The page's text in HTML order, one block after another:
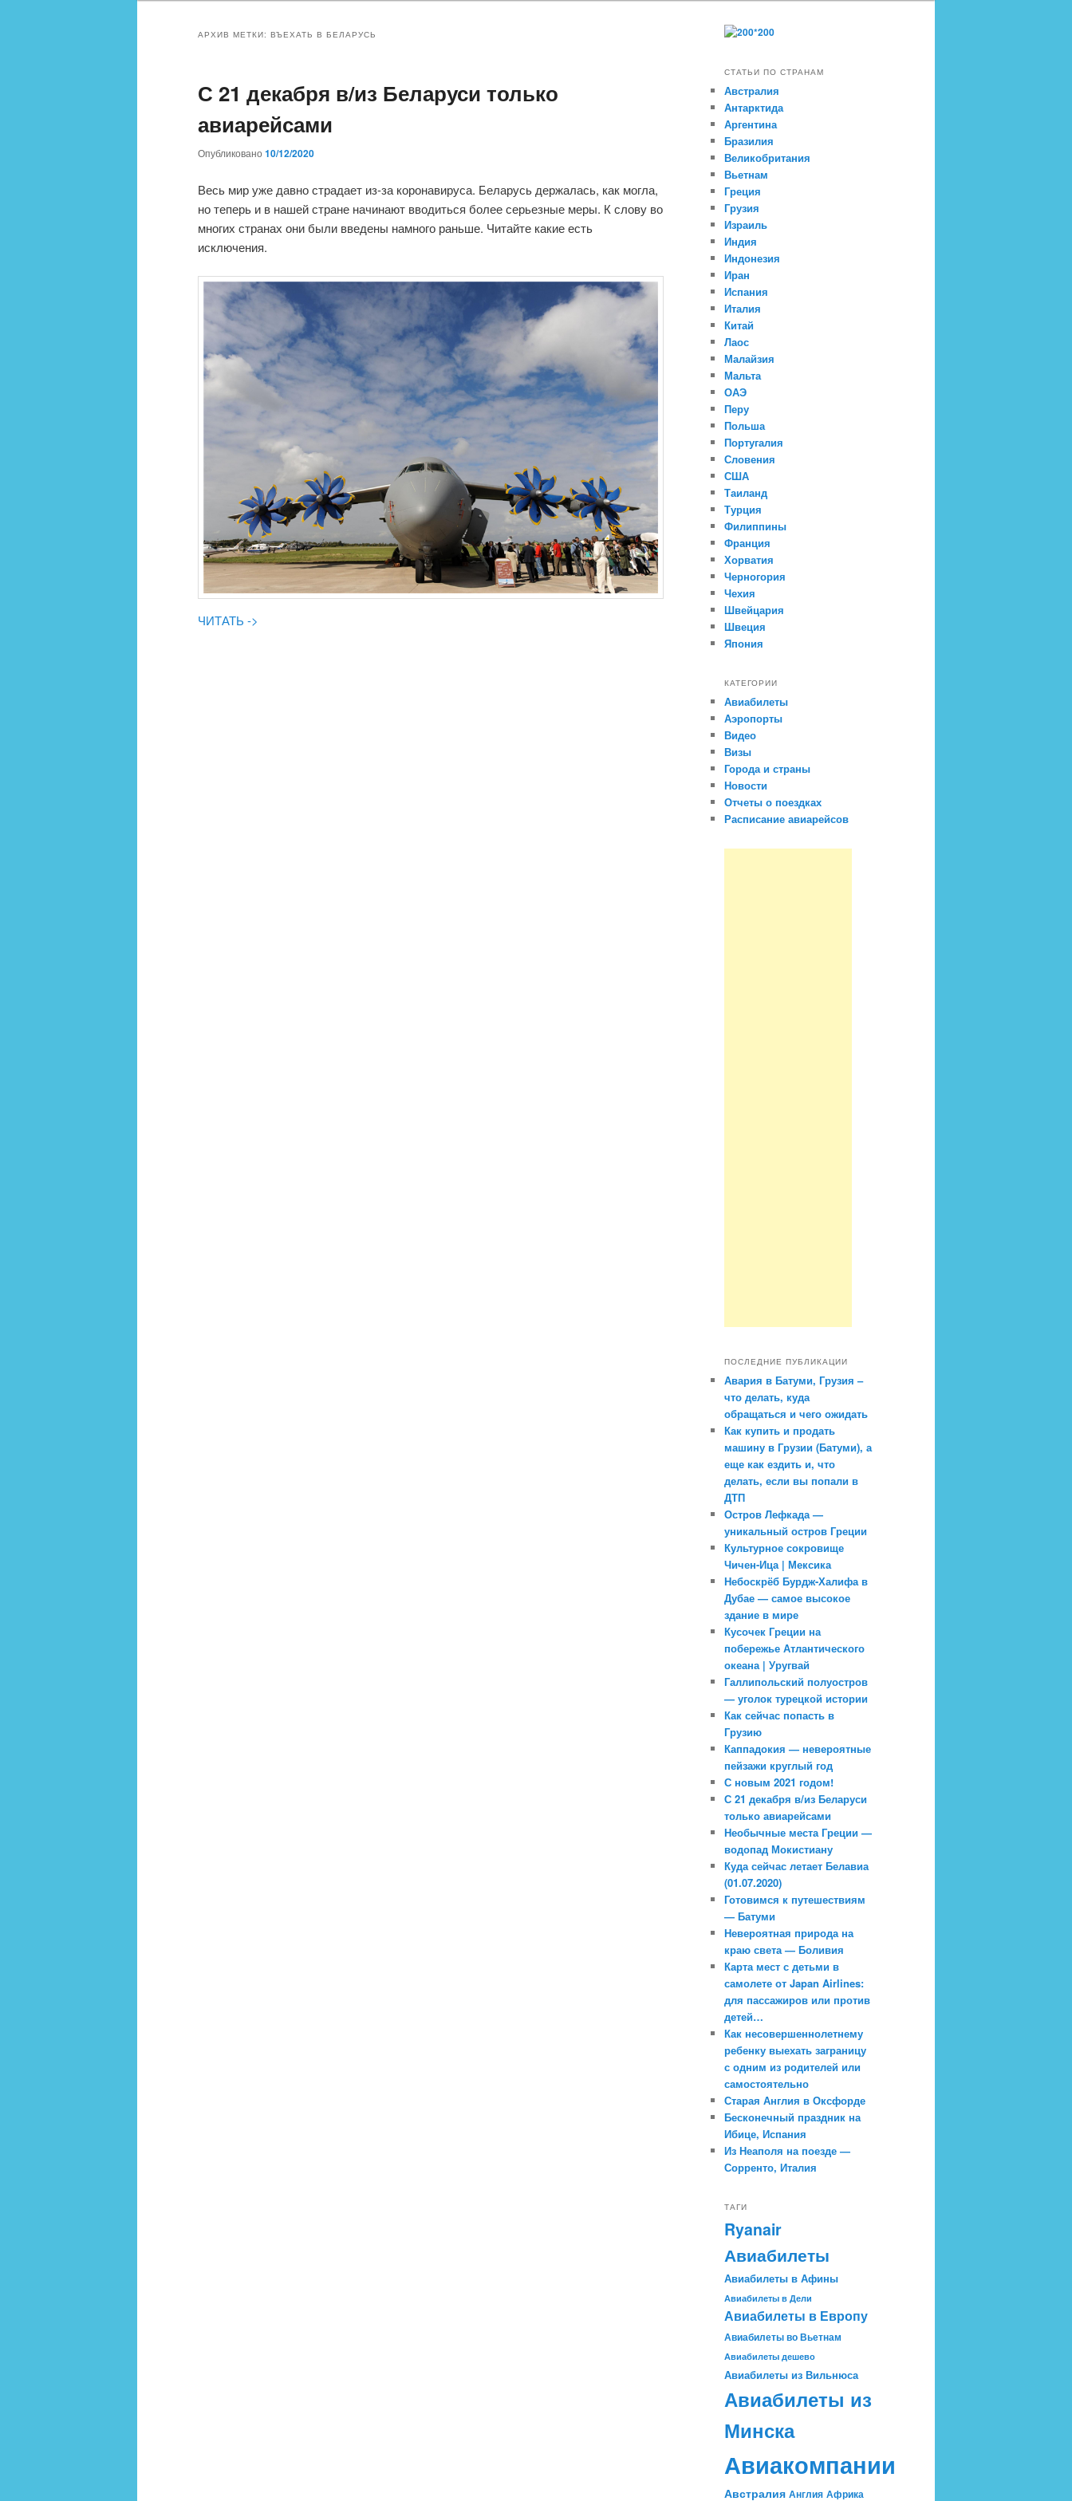
АРХИВ МЕТКИ: ВЪЕХАТЬ В БЕЛАРУСЬ
С 21 декабря в/из Беларуси только
авиарейсами
Опубликовано 10/12/2020
Весь мир уже давно страдает из-за коронавируса. Беларусь держалась, как могла,
но теперь и в нашей стране начинают вводиться более серьезные меры. К слову во
многих странах они были введены намного раньше. Читайте какие есть
исключения.
ЧИТАТЬ ->
СТАТЬИ ПО СТРАНАМ
Австралия
Антарктида
Аргентина
Бразилия
Великобритания
Вьетнам
Греция
Грузия
Израиль
Индия
Индонезия
Иран
Испания
Италия
Китай
Лаос
Малайзия
Мальта
ОАЭ
Перу
Польша
Португалия
Словения
США
Таиланд
Турция
Филиппины
Франция
Хорватия
Черногория
Чехия
Швейцария
Швеция
Япония
КАТЕГОРИИ
Авиабилеты
Аэропорты
Видео
Визы
Города и страны
Новости
Отчеты о поездках
Расписание авиарейсов
ПОСЛЕДНИЕ ПУБЛИКАЦИИ
Авария в Батуми, Грузия –
что делать, куда
обращаться и чего ожидать
Как купить и продать
машину в Грузии (Батуми), а
еще как ездить и, что
делать, если вы попали в
ДТП
Остров Лефкада —
уникальный остров Греции
Культурное сокровище
Чичен-Ица | Мексика
Небоскрёб Бурдж-Халифа в
Дубае — самое высокое
здание в мире
Кусочек Греции на
побережье Атлантического
океана | Уругвай
Галлипольский полуостров
— уголок турецкой истории
Как сейчас попасть в
Грузию
Каппадокия — невероятные
пейзажи круглый год
С новым 2021 годом!
С 21 декабря в/из Беларуси
только авиарейсами
Необычные места Греции —
водопад Мокистиану
Куда сейчас летает Белавиа
(01.07.2020)
Готовимся к путешествиям
— Батуми
Невероятная природа на
краю света — Боливия
Карта мест с детьми в
самолете от Japan Airlines:
для пассажиров или против
детей…
Как несовершеннолетнему
ребенку выехать заграницу
с одним из родителей или
самостоятельно
Старая Англия в Оксфорде
Бесконечный праздник на
Ибице, Испания
Из Неаполя на поезде —
Сорренто, Италия
ТАГИ
Ryanair
Авиабилеты
Авиабилеты в Афины
Авиабилеты в Дели
Авиабилеты в Европу
Авиабилеты во Вьетнам
Авиабилеты дешево
Авиабилеты из Вильнюса
Авиабилеты из
Минска
Авиакомпании
Австралия Англия Африка